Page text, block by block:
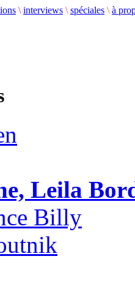
\ interviews \ spéciales \ à
Leila
Billy